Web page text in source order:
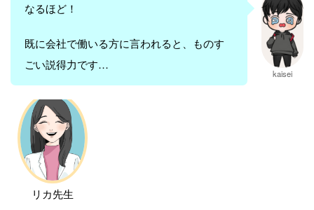
なるほど！
既に会社で働いる方に言われると、ものす
ごい説得力です…
kaisei
リカ先生